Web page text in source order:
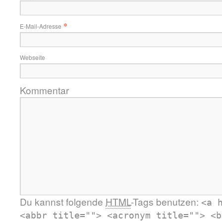
E-Mail-Adresse *
Webseite
Kommentar
Du kannst folgende HTML-Tags benutzen: <a
<abbr title=""> <acronym title="">